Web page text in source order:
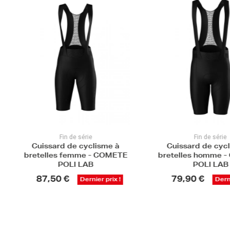
Fin de série
Cuissard de cyclisme à
bretelles femme - COMETE
POLI LAB
87,50 € Dernier prix !
Fin de série
Cuissard de
bretelles homme -
POLI LAB
79,90 €